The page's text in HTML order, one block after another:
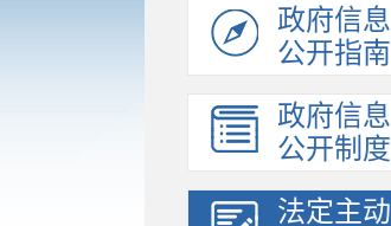
政府信息
公开指南
政府信息
公开制度
法定主动